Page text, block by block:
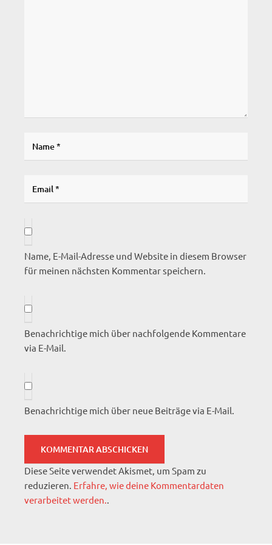
Name, E-Mail-Adresse und Website in diesem Browser
für meinen nächsten Kommentar speichern.
Benachrichtige mich über nachfolgende Kommentare
via E-Mail.
Benachrichtige mich über neue Beiträge via E-Mail.
Diese Seite verwendet Akismet, um Spam zu
reduzieren. Erfahre, wie deine Kommentardaten
verarbeitet werden..